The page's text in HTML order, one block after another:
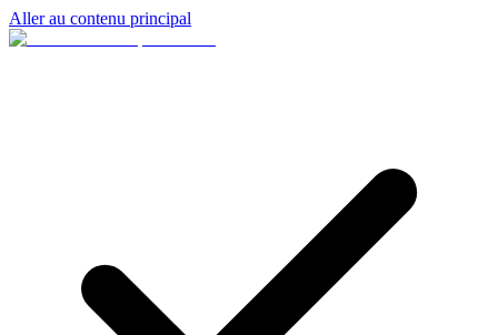
Aller au contenu principal